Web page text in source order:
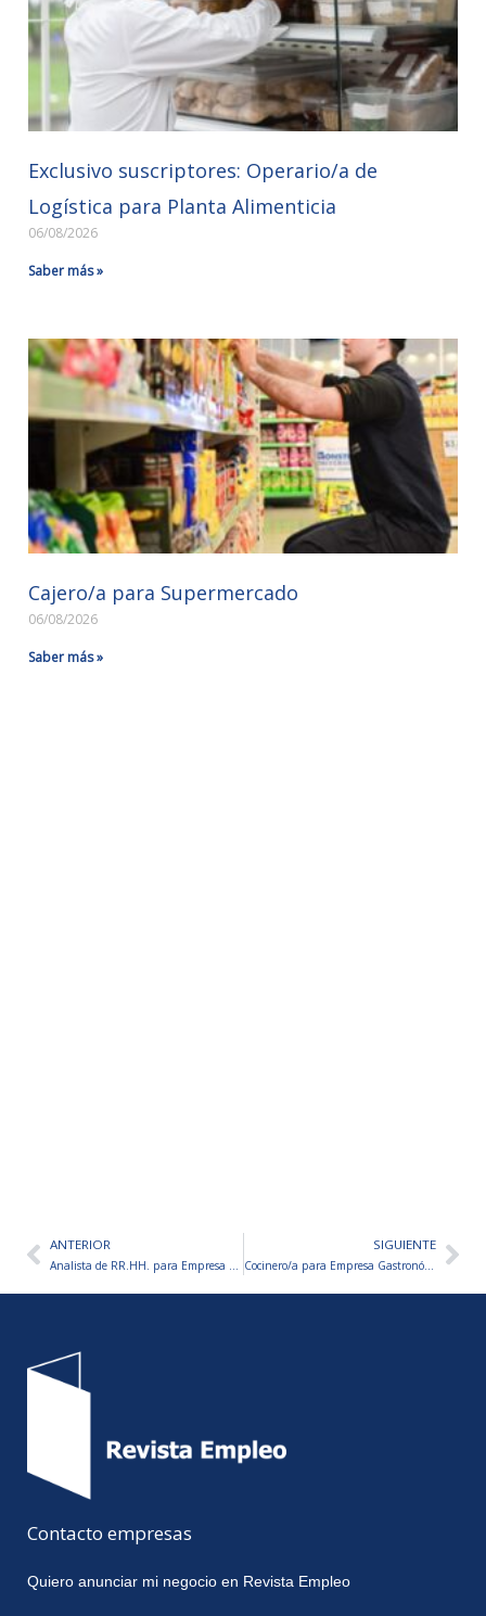
Exclusivo suscriptores: Operario/a de
Logística para Planta Alimenticia
06/08/2026
Saber más »
Cajero/a para Supermercado
06/08/2026
Saber más »
AntANTERIOR
Analista de RR.HH. para Empresa de Catering
SIGUIENTE
Cocinero/a para Empresa Gastronómica
Contacto empresas
Quiero anunciar mi negocio en Revista Empleo